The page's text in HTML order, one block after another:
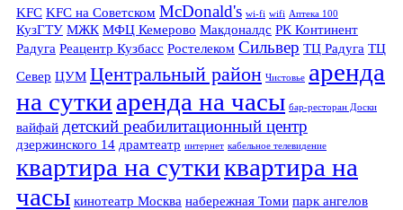
KFC KFC на Советском McDonald's wi-fi wifi Аптека 100
КузГТУ МЖК МФЦ Кемерово Макдоналдс РК Континент
Радуга Реацентр Кузбасс Ростелеком Сильвер ТЦ Радуга ТЦ
Север ЦУМ Центральный район Чистовье аренда
на суткиаренда на часы бар-ресторан Доски
вайфай детский реабилитационный центр
дзержинского 14 драмтеатр интернет кабельное телевидение
квартира на суткиквартира на
часы кинотеатр Москва набережная Томи парк ангелов